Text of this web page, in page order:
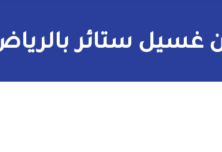
غسيل ستائر